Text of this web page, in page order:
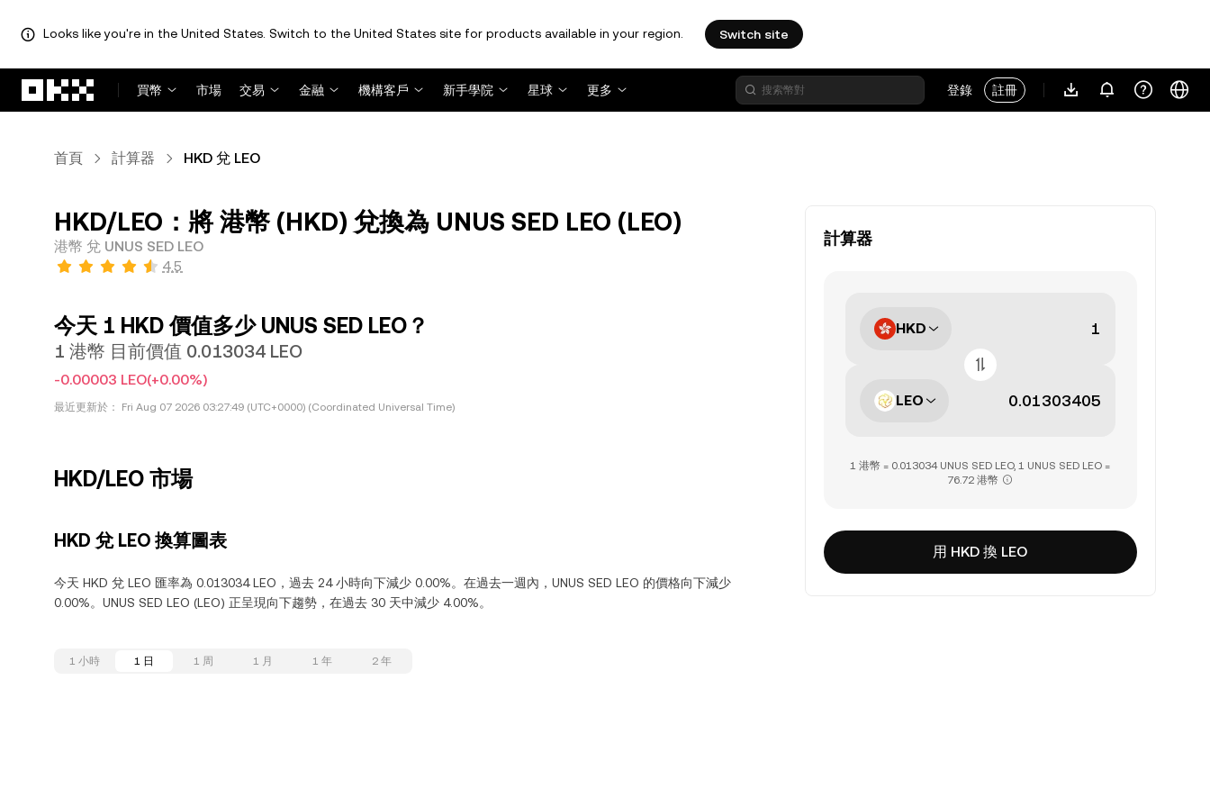
Looks like you're in the United States. Switch to the United States site for products available in your region. Switch site
買幣
市場 交易 金融 機構客戶 新手學院 星球 更多 登錄 註冊
首頁 計算器 HKD 兌 LEO
HKD/LEO：將 港幣 (HKD) 兌換為 UNUS SED LEO (LEO)
港幣 兌 UNUS SED LEO
4.5
今天 1 HKD 價值多少 UNUS SED LEO？
1 港幣 目前價值 0.013034 LEO
-0.00003 LEO(+0.00%)
最近更新於： Fri Aug 07 2026 03:27:49 (UTC+0000) (Coordinated Universal Time)
HKD/LEO 市場
HKD 兌 LEO 換算圖表
今天 HKD 兌 LEO 匯率為 0.013034 LEO，過去 24 小時向下減少 0.00%。在過去一週內，UNUS SED LEO 的價格向下減少
0.00%。UNUS SED LEO (LEO) 正呈現向下趨勢，在過去 30 天中減少 4.00%。
1 小時 1 日 1 周 1 月 1 年 2 年
計算器
HKD
LEO
1 港幣 = 0.013034 UNUS SED LEO, 1 UNUS SED LEO =
76.72 港幣
用 HKD 換 LEO